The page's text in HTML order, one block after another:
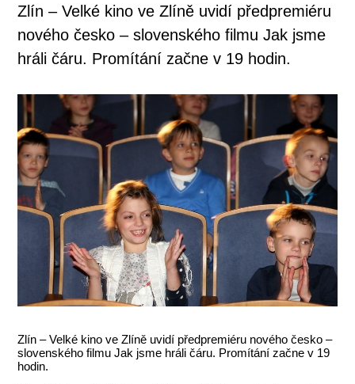
Zlín – Velké kino ve Zlíně uvidí předpremiéru
nového česko – slovenského filmu Jak jsme
hráli čáru. Promítání začne v 19 hodin.
Zlín – Velké kino ve Zlíně uvidí předpremiéru nového česko –
slovenského filmu Jak jsme hráli čáru. Promítání začne v 19
hodin.